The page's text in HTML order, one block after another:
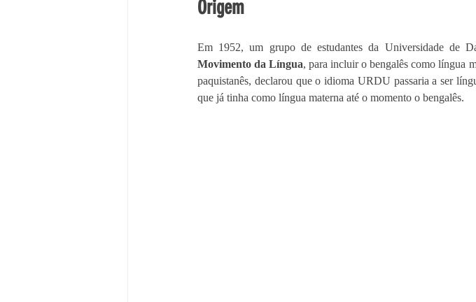
Origem
Movimento da Língua, para incluir o bengalês como língua
paquistanês, declarou que o idioma URDU passaria a ser
que já tinha como língua materna até o momento o bengalês.